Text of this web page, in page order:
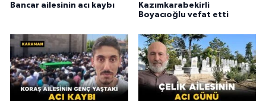
Bancar ailesinin acı kaybı
Kazımkarabekirli
Boyacıoğlu vefat etti